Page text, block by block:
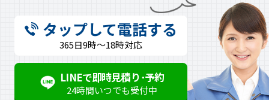
タップして電話する
365日9時～18時対応
LINEで即時見積り･予約
24時間いつでも受付中